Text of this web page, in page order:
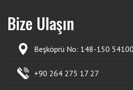
Bize Ulaşın
Beşköprü No: 148-150 54100
+90 264 275 17 27